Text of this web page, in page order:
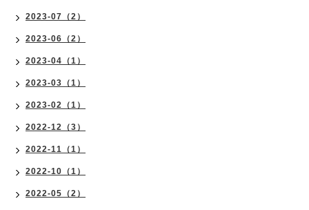
2023-07（2）
2023-06（2）
2023-04（1）
2023-03（1）
2023-02（1）
2022-12（3）
2022-11（1）
2022-10（1）
2022-05（2）